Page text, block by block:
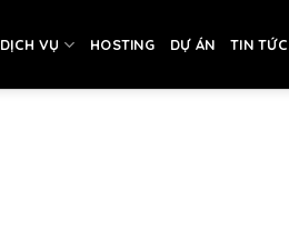
DỊCH VỤ HOSTING DỰ ÁN TIN TỨC